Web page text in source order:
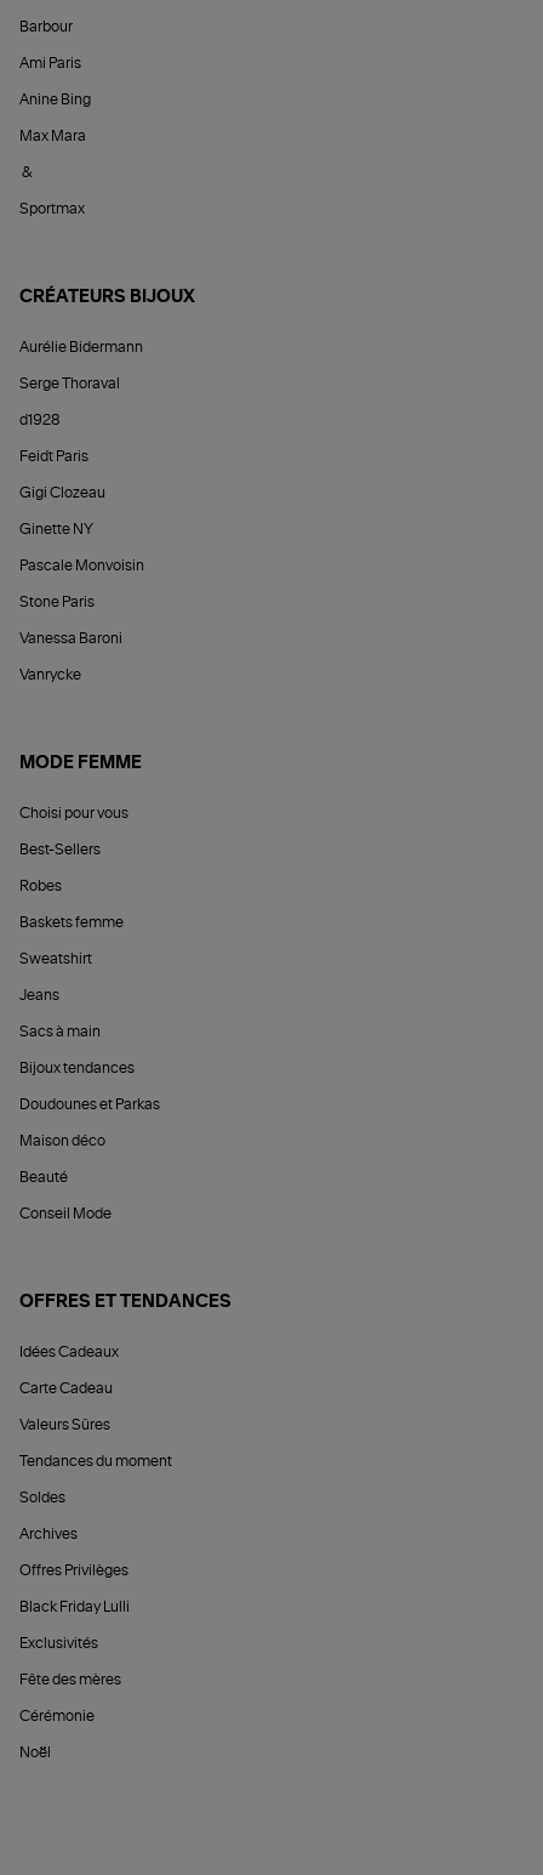
Barbour
Ami Paris
Anine Bing
Max Mara
&
Sportmax
CRÉATEURS BIJOUX
Aurélie Bidermann
Serge Thoraval
d1928
Feidt Paris
Gigi Clozeau
Ginette NY
Pascale Monvoisin
Stone Paris
Vanessa Baroni
Vanrycke
MODE FEMME
Choisi pour vous
Best-Sellers
Robes
Baskets femme
Sweatshirt
Jeans
Sacs à main
Bijoux tendances
Doudounes et Parkas
Maison déco
Beauté
Conseil Mode
OFFRES ET TENDANCES
Idées Cadeaux
Carte Cadeau
Valeurs Sûres
Tendances du moment
Soldes
Archives
Offres Privilèges
Black Friday Lulli
Exclusivités
Fête des mères
Cérémonie
Noël